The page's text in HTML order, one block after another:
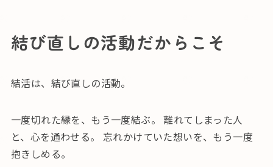
結び直しの活動だからこそ
結活は、結び直しの活動。
一度切れた縁を、もう一度結ぶ。 離れてしまった人
と、心を通わせる。 忘れかけていた想いを、もう一度
抱きしめる。